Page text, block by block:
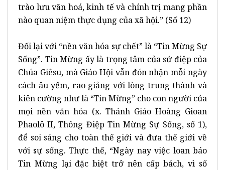
trào lưu văn hoá, kinh tế và chính trị mang phần
nào quan niệm thực dụng của xã hội.” (Số 12)
Đối lại với “nền văn hóa sự chết” là “Tin Mừng Sự
Sống”. Tin Mừng ấy là trọng tâm của sứ điệp của
Chúa Giêsu, mà Giáo Hội vẫn đón nhận mỗi ngày
cách âu yếm, rao giảng với lòng trung thành và
kiên cường như là “Tin Mừng” cho con người của
mọi nền văn hóa (x. Thánh Giáo Hoàng Gioan
Phaolô II, Thông Điệp Tin Mừng Sự Sống, số 1),
để soi sáng cho toàn thế giới và đưa thế giới về
với sự sống. Thực thế, “Ngày nay việc loan báo
Tin Mừng lại đặc biệt trở nên cấp bách, vì số